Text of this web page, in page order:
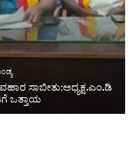
ಸಾಬೀತು:ಅಧ್ಯಕ್ಷ.ಎಂ.ಡಿ
ಒತ್ತಾಯ